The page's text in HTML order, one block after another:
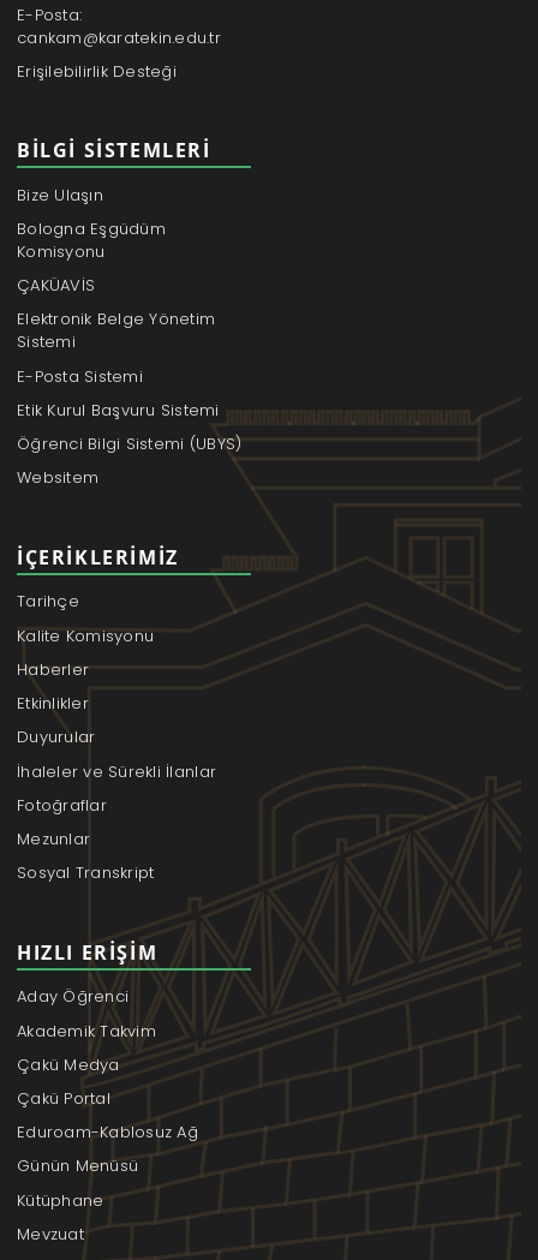
E-Posta:
cankam@karatekin.edu.tr
Erişilebilirlik Desteği
BILGI SISTEMLERI
Bize Ulaşın
Bologna Eşgüdüm
Komisyonu
ÇAKÜAVİS
Elektronik Belge Yönetim
Sistemi
E-Posta Sistemi
Etik Kurul Başvuru Sistemi
Öğrenci Bilgi Sistemi (UBYS)
Websitem
İÇERIKLERIMIZ
Tarihçe
Kalite Komisyonu
Haberler
Etkinlikler
Duyurular
İhaleler ve Sürekli İlanlar
Fotoğraflar
Mezunlar
Sosyal Transkript
HIZLI ERIŞIM
Aday Öğrenci
Akademik Takvim
Çakü Medya
Çakü Portal
Eduroam-Kablosuz Ağ
Günün Menüsü
Kütüphane
Mevzuat